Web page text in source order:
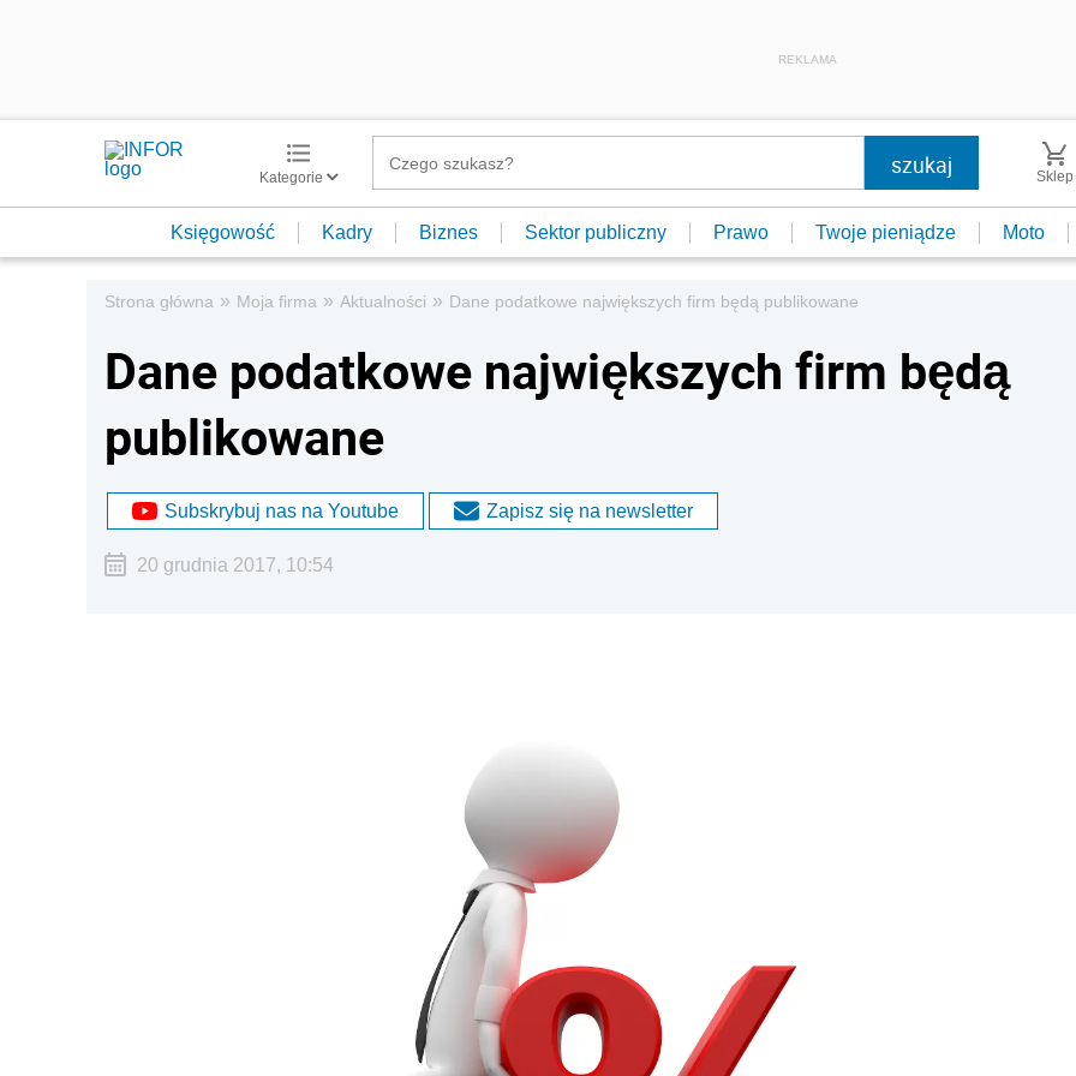
REKLAMA
Kategorie Sklep
Księgowość Kadry Biznes Sektor publiczny Prawo Twoje pieniądze Moto
Strona główna » Moja firma » Aktualności » Dane podatkowe największych firm będą publikowane
Dane podatkowe największych firm będą
publikowane
Subskrybuj nas na Youtube Zapisz się na newsletter
20 grudnia 2017, 10:54